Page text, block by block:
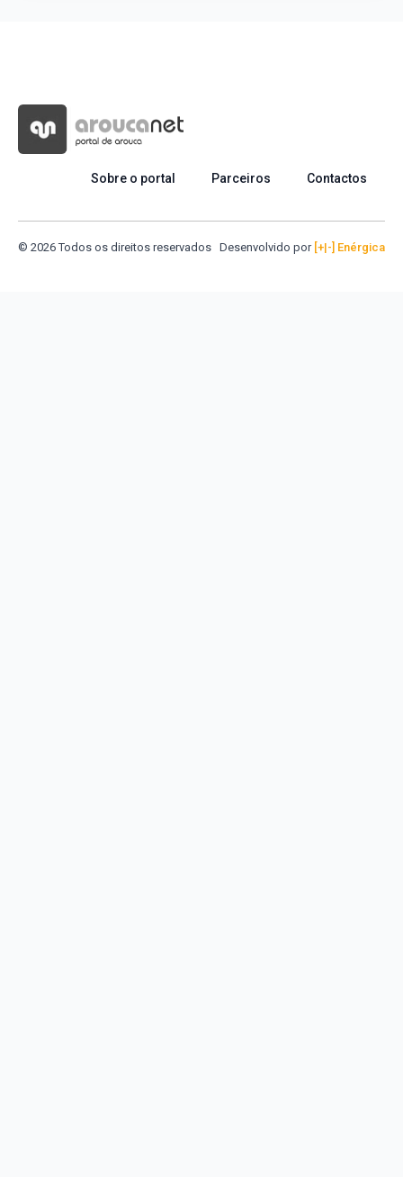
Sobre o portal Parceiros Contactos
© 2026 Todos os direitos reservados Desenvolvido por [+|-] Enérgica